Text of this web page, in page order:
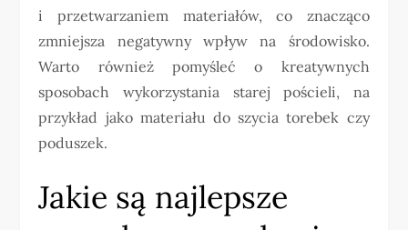
i przetwarzaniem materiałów, co znacząco
zmniejsza negatywny wpływ na środowisko.
Warto również pomyśleć o kreatywnych
sposobach wykorzystania starej pościeli, na
przykład jako materiału do szycia torebek czy
poduszek.
Jakie są najlepsze